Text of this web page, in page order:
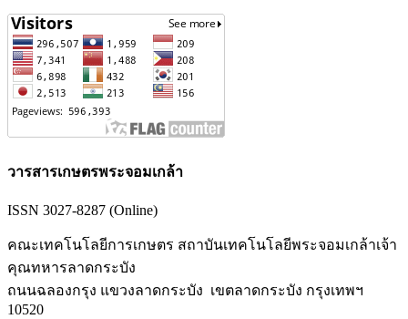
วารสารเกษตรพระจอมเกล้า
ISSN 3027-8287 (Online)
คณะเทคโนโลยีการเกษตร สถาบันเทคโนโลยีพระจอมเกล้าเจ้า
คุณทหารลาดกระบัง
ถนนฉลองกรุง แขวงลาดกระบัง เขตลาดกระบัง กรุงเทพฯ
10520